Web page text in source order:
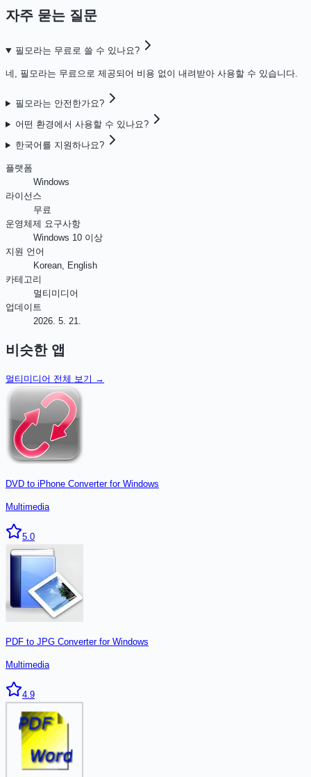
자주 묻는 질문
필모라는 무료로 쓸 수 있나요?
네, 필모라는 무료으로 제공되어 비용 없이 내려받아 사용할 수 있습니다.
필모라는 안전한가요?
어떤 환경에서 사용할 수 있나요?
한국어를 지원하나요?
플랫폼
Windows
라이선스
무료
운영체제 요구사항
Windows 10 이상
지원 언어
Korean, English
카테고리
멀티미디어
업데이트
2026. 5. 21.
비슷한 앱
멀티미디어 전체 보기 →
DVD to iPhone Converter for Windows
Multimedia
5.0
PDF to JPG Converter for Windows
Multimedia
4.9